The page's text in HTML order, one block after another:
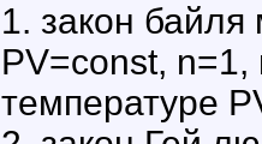
1. закон байля
PV=const, n=1,
температуре